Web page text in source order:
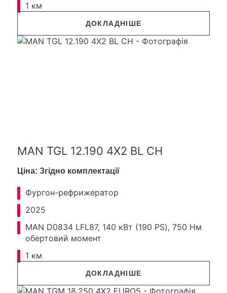
1 км
ДОКЛАДНІШЕ
MAN TGL 12.190 4X2 BL CH
Ціна: Згідно комплектації
Фургон-рефрижератор
2025
MAN D0834 LFL87, 140 кВт (190 PS), 750 Нм
обертовий момент
1 км
ДОКЛАДНІШЕ